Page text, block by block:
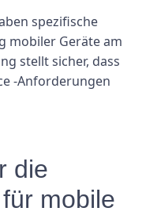
spezifische
mobiler Geräte am
stellt sicher, dass
-Anforderungen
die
mobile